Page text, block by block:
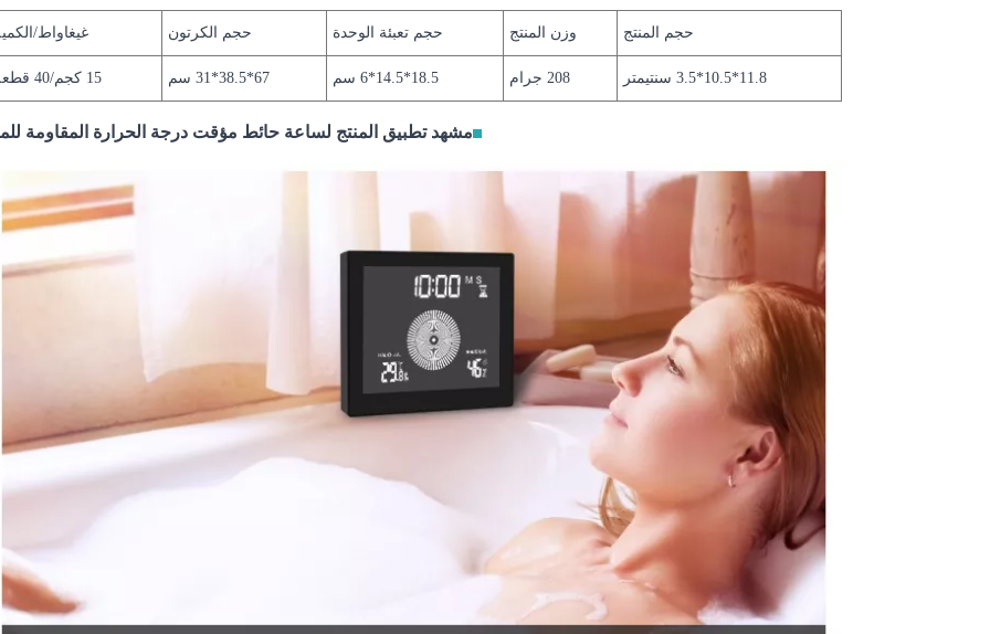
حجم المنتج وزن المنتج حجم تعبئة الوحدة حجم الكرتون غيغاواط/
11.8*10.5*3.5 سنتيمتر 208 جرام 18.5*14.5*6 سم 67*38.5*31 سم 15 كجم/40 قطعة
مشهد تطبيق المنتج لساعة حائط مؤقت درجة الحرارة المقاومة